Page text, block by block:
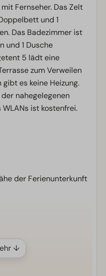
Fernseher. Das Zelt
und 1
Das Badezimmer ist
und 1 Dusche
5 lädt eine
zum Verweilen
es keine Heizung.
nahegelegenen
WLANs ist kostenfrei.
der Ferienunterkunft
1
↓